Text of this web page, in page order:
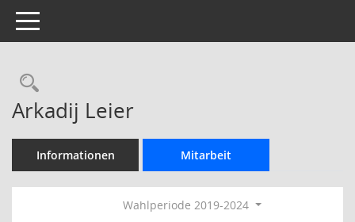
Toggle navigation
Rechercheauswahl
Arkadij Leier
Informationen Mitarbeit
Wahlperiode 2019-2024